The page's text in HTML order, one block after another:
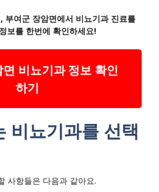
부여군 장암면에서 비뇨기과 진료를
보를 한번에 확인하세요!
비뇨기과 정보 확인
하기
비뇨기과를 선택
사항들은 다음과 같아요.